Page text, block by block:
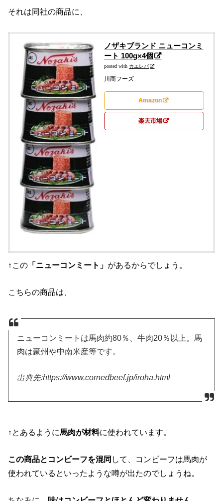
それは同社の商品に、
ノザキブランド ニューコンミ
ート 100g×4個
posted with カエレバ
川商フーズ
Amazon
楽天市場
↑この 「ニューコンミート」 があるからでしょう。
こちらの商品は、
ニューコンミートは馬肉約80％、牛肉20％以上。馬
肉は豪州や中南米産等です。
出典先:https://www.cornedbeef.jp/iroha.html
↑とあるように馬肉が材料に使われています。
この商品とコンビーフを混同 して、コンビーフは馬肉が
使われているといったような噂が出たのでしょうね。